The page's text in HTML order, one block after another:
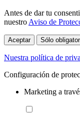
Antes de dar tu
nuestro Aviso de
Aceptar Sólo
Nuestra política de
Configuración de
Marketing a